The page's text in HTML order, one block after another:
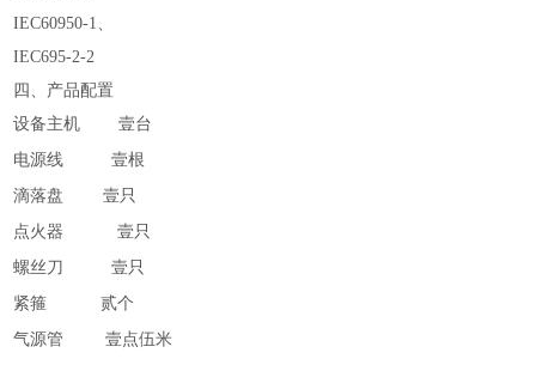
IEC60950-1、
IEC695-2-2
四、产品配置
设备主机 壹台
电源线
壹根
滴落盘
壹只
点火器
壹只
螺丝刀
壹只
紧箍
贰个
气源管
壹点伍米